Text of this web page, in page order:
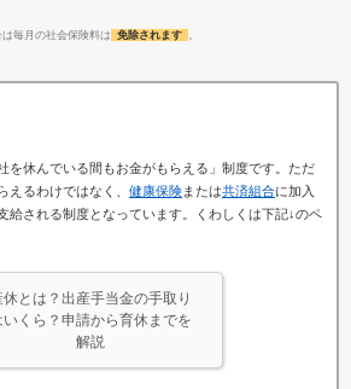
毎月の社会保険料は 免除されます 。
を休んでいる間もお金がもらえる」制度です。ただ
えるわけではなく、 健康保険または共済組合に加入
給される制度となっています。くわしくは下記↓のペ
休とは？出産手当金の手取り
いくら？申請から育休までを
解説